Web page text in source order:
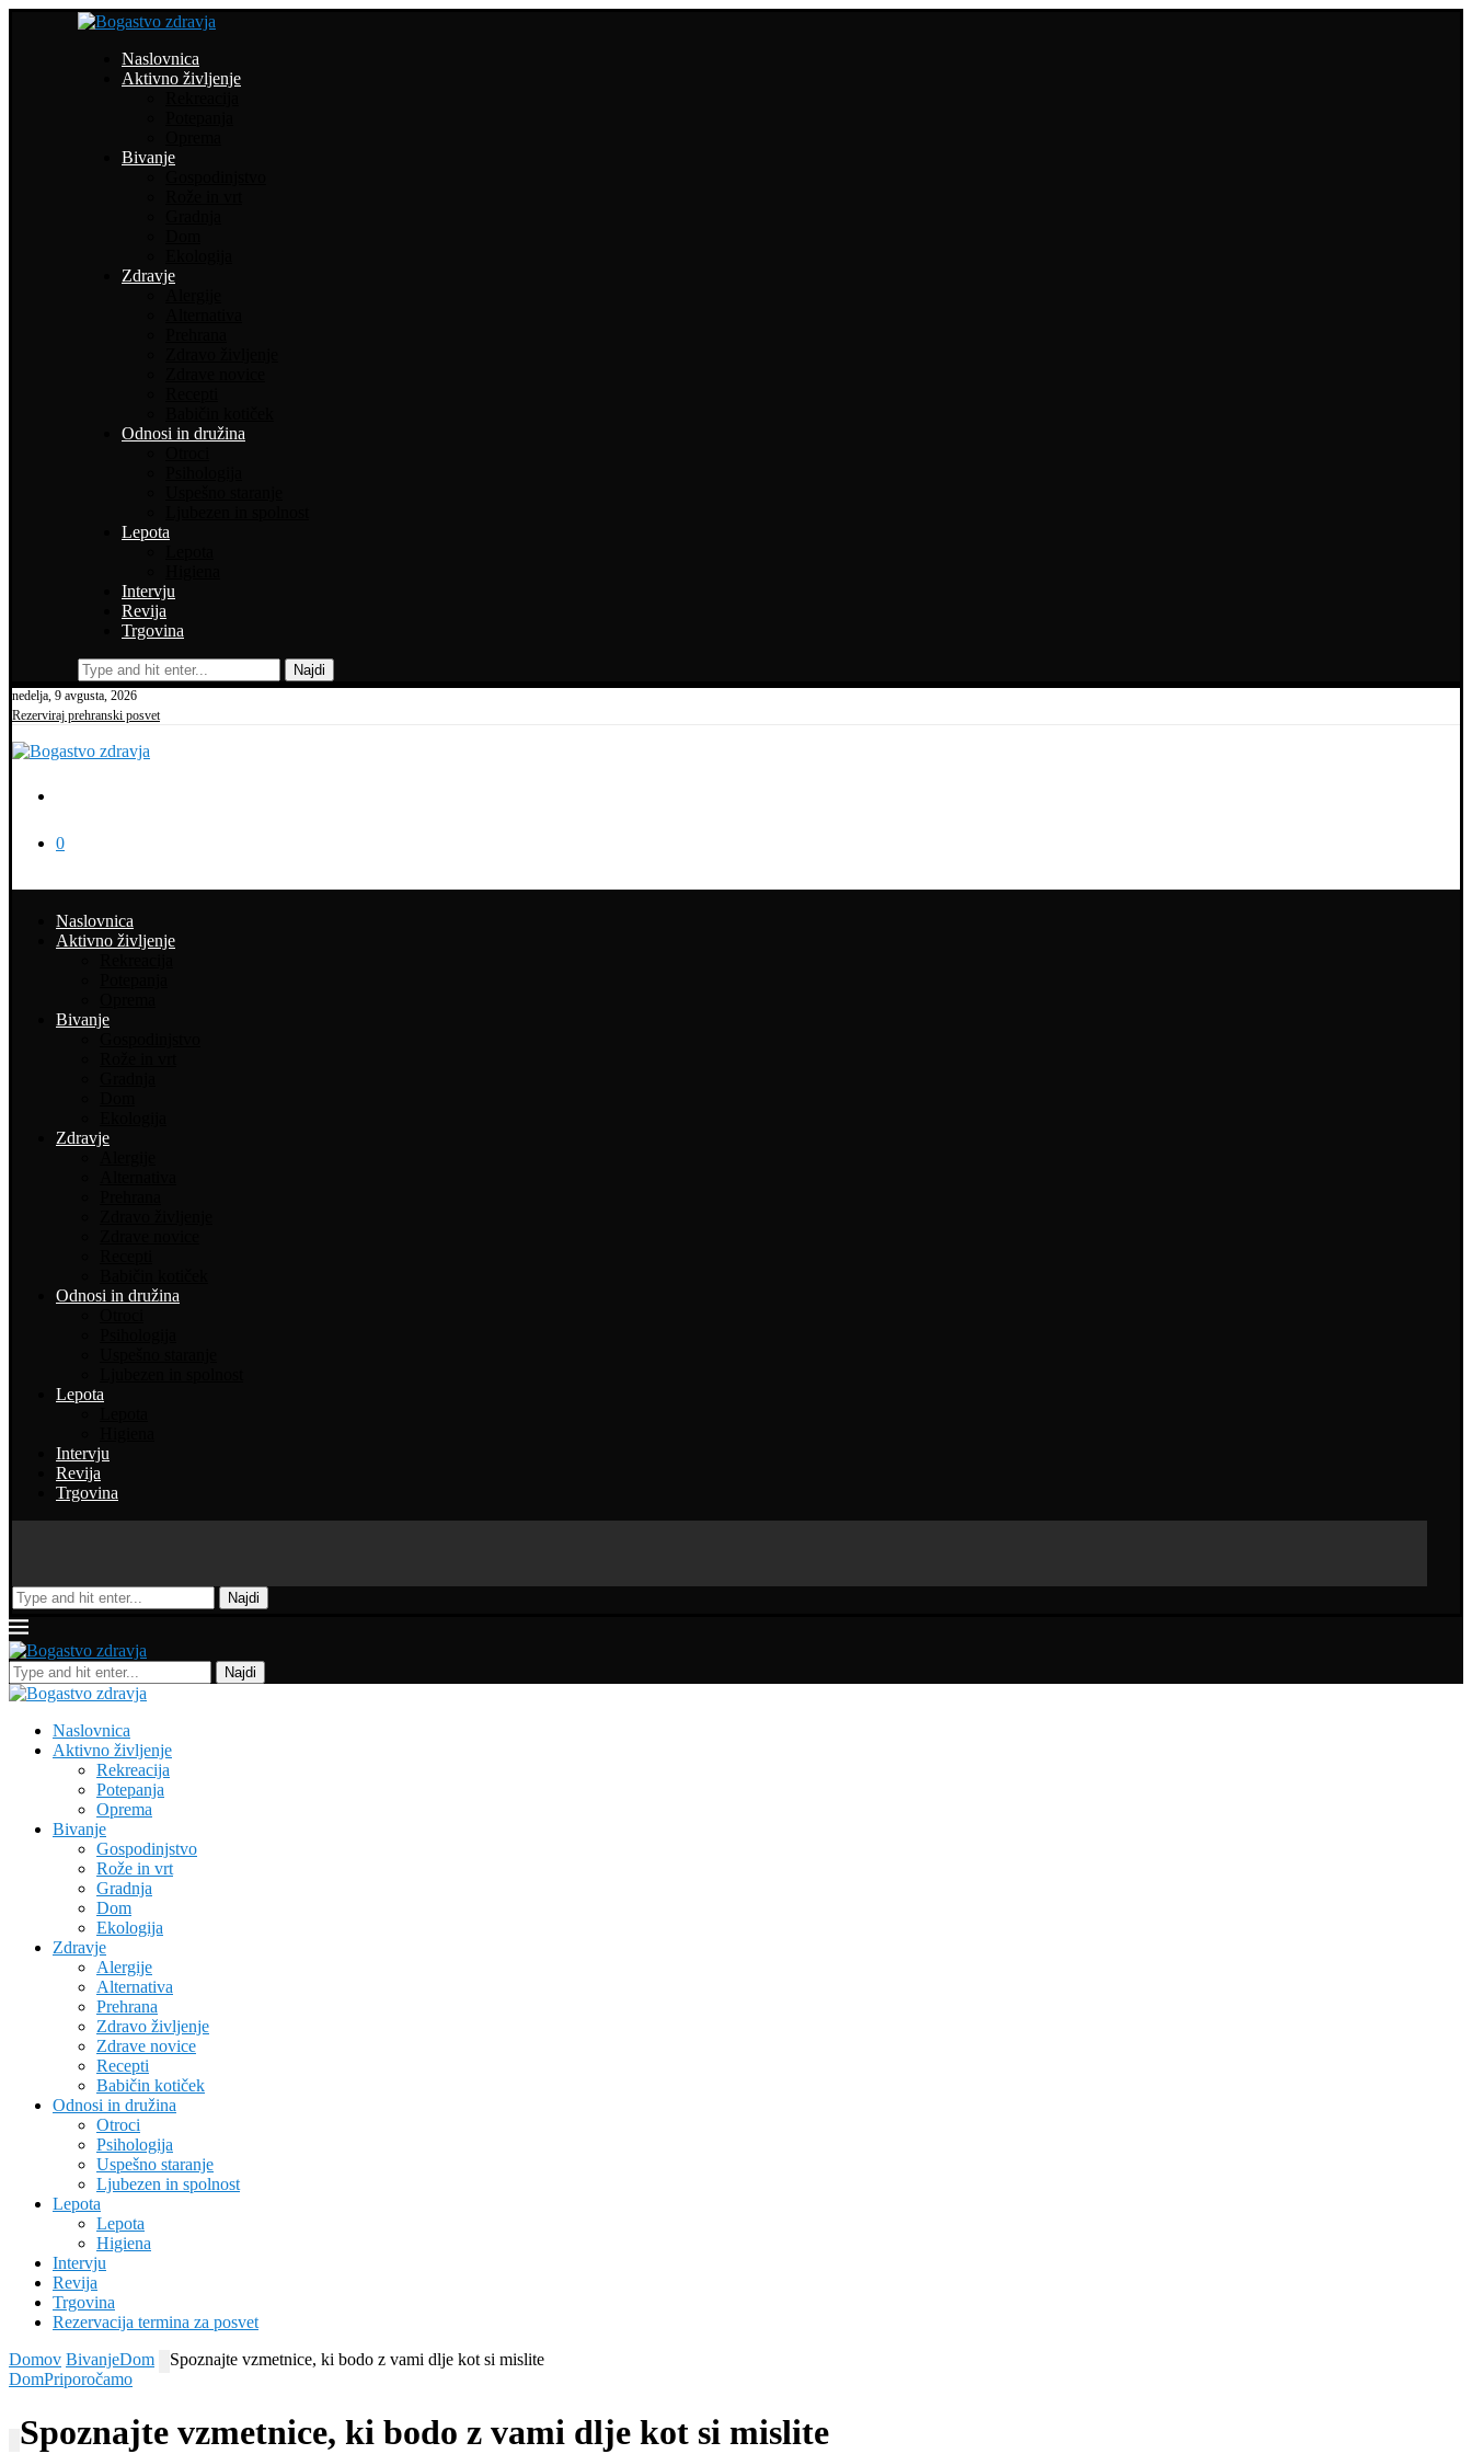
Naslovnica
Aktivno življenje
Bivanje
Zdravje
Odnosi in družina
Lepota
Intervju
Revija
Trgovina
Najdi
nedelja, 9 avgusta, 2026
Rezerviraj prehranski posvet
0
Naslovnica
Aktivno življenje
Bivanje
Zdravje
Odnosi in družina
Lepota
Intervju
Revija
Trgovina
Najdi
Najdi
Naslovnica
Aktivno življenje
Rekreacija
Potepanja
Oprema
Bivanje
Gospodinjstvo
Rože in vrt
Gradnja
Dom
Ekologija
Zdravje
Alergije
Alternativa
Prehrana
Zdravo življenje
Zdrave novice
Recepti
Babičin kotiček
Odnosi in družina
Otroci
Psihologija
Uspešno staranje
Ljubezen in spolnost
Lepota
Lepota
Higiena
Intervju
Revija
Trgovina
Rezervacija termina za posvet
Domov BivanjeDom
Spoznajte vzmetnice, ki bodo z vami dlje kot si mislite
DomPriporočamo
Spoznajte vzmetnice, ki bodo z vami dlje kot si mislite